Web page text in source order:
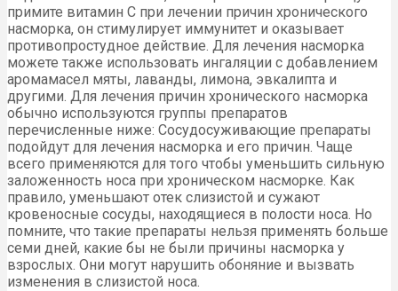
примите витамин С при лечении причин хронического
насморка, он стимулирует иммунитет и оказывает
противопростудное действие. Для лечения насморка
можете также использовать ингаляции с добавлением
аромамасел мяты, лаванды, лимона, эвкалипта и
другими. Для лечения причин хронического насморка
обычно используются группы препаратов
перечисленные ниже: Сосудосуживающие препараты
подойдут для лечения насморка и его причин. Чаще
всего применяются для того чтобы уменьшить сильную
заложенность носа при хроническом насморке. Как
правило, уменьшают отек слизистой и сужают
кровеносные сосуды, находящиеся в полости носа. Но
помните, что такие препараты нельзя применять больше
семи дней, какие бы не были причины насморка у
взрослых. Они могут нарушить обоняние и вызвать
изменения в слизистой носа.